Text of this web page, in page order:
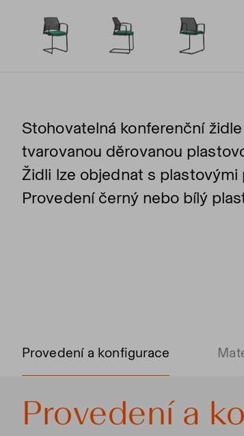
Stohovatelná konferenční
tvarovanou děrovanou
Židli lze objednat s
Provedení černý nebo bílý
Provedení a konfigurace
Provedení a